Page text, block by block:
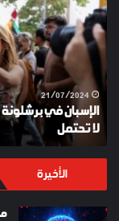
برشلونة
يطردون
السياح
الذين
زادت
أعدادهم
بطريقة
تحتمل
21/07/2024
الإسبان في
لا تحتمل
الأخيرة